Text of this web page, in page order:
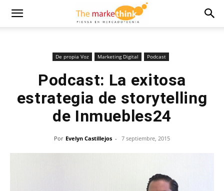
De propia Voz Marketing Digital Podcast
Podcast: La exitosa
estrategia de storytelling
de Inmuebles24
Por Evelyn Castillejos - 7 septiembre, 2015